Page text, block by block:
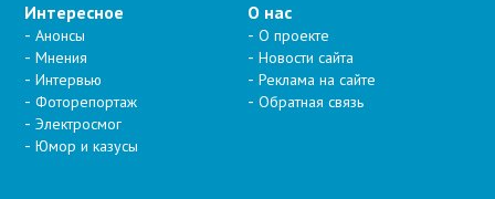
Интересное
Анонсы
Мнения
Интервью
Фоторепортаж
Электросмог
Юмор и казусы
О нас
О проекте
Новости сайта
Реклама на сайте
Обратная связь